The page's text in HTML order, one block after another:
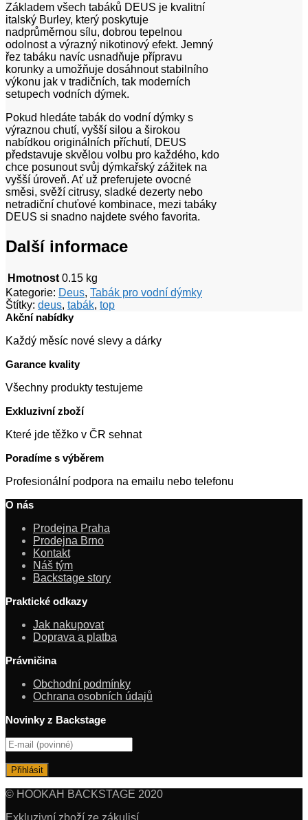
Základem všech tabáků DEUS je kvalitní
italský Burley, který poskytuje
nadprůměrnou sílu, dobrou tepelnou
odolnost a výrazný nikotinový efekt. Jemný
řez tabáku navíc usnadňuje přípravu
korunky a umožňuje dosáhnout stabilního
výkonu jak v tradičních, tak moderních
setupech vodních dýmek.
Pokud hledáte tabák do vodní dýmky s
výraznou chutí, vyšší silou a širokou
nabídkou originálních příchutí, DEUS
představuje skvělou volbu pro každého, kdo
chce posunout svůj dýmkařský zážitek na
vyšší úroveň. Ať už preferujete ovocné
směsi, svěží citrusy, sladké dezerty nebo
netradiční chuťové kombinace, mezi tabáky
DEUS si snadno najdete svého favorita.
Další informace
Hmotnost 0.15 kg
Kategorie: Deus, Tabák pro vodní dýmky
Štítky: deus, tabák, top
Akční nabídky
Každý měsíc nové slevy a dárky
Garance kvality
Všechny produkty testujeme
Exkluzivní zboží
Které jde těžko v ČR sehnat
Poradíme s výběrem
Profesionální podpora na emailu nebo telefonu
O nás
Prodejna Praha
Prodejna Brno
Kontakt
Náš tým
Backstage story
Praktické odkazy
Jak nakupovat
Doprava a platba
Právničina
Obchodní podmínky
Ochrana osobních údajů
Novinky z Backstage
© HOOKAH BACKSTAGE 2020
Exkluzivní zboží ze zákulisí